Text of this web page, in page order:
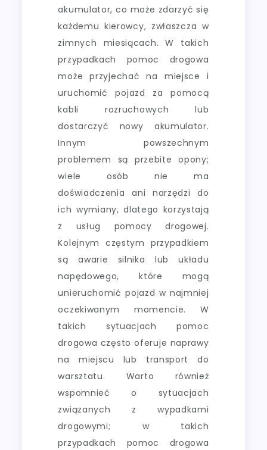
akumulator, co może zdarzyć się
każdemu kierowcy, zwłaszcza w
zimnych miesiącach. W takich
przypadkach pomoc drogowa
może przyjechać na miejsce i
uruchomić pojazd za pomocą
kabli rozruchowych lub
dostarczyć nowy akumulator.
Innym powszechnym
problemem są przebite opony;
wiele osób nie ma
doświadczenia ani narzędzi do
ich wymiany, dlatego korzystają
z usług pomocy drogowej.
Kolejnym częstym przypadkiem
są awarie silnika lub układu
napędowego, które mogą
unieruchomić pojazd w najmniej
oczekiwanym momencie. W
takich sytuacjach pomoc
drogowa często oferuje naprawy
na miejscu lub transport do
warsztatu. Warto również
wspomnieć o sytuacjach
związanych z wypadkami
drogowymi; w takich
przypadkach pomoc drogowa